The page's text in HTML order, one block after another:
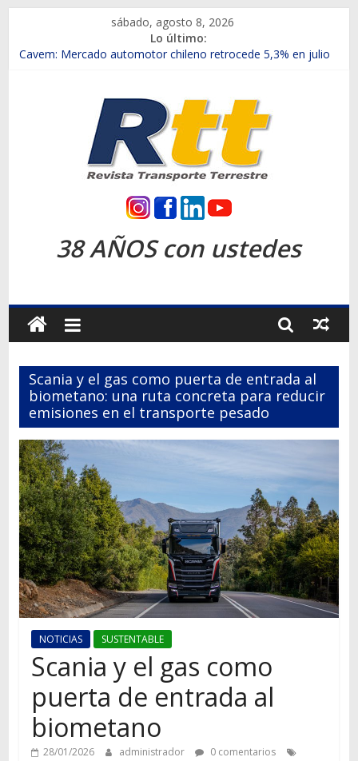
contenido
sábado, agosto 8, 2026
Lo último:
Chile es el primer mercado internacional en lanzar la nueva
Salfa suma vehículos electrificados de Chevrolet en el Biobío
Samex amplía su red con nuevas sucursales en Rancagua y
SINOTRUK Pick-ups presentó la recién estrenada Bolden en
la Expo Compras Públicas 2026
Revista
Transporte
Terrestre
Autos,
camiones,
motos,
información
del
mundo
del
transporte
38 AÑOS con ustedes
Scania y el gas como puerta de entrada al
biometano: una ruta concreta para reducir
emisiones en el transporte pesado
NOTICIAS SUSTENTABLE
Scania y el gas como
puerta de entrada al
biometano
28/01/2026 administrador
0 comentarios